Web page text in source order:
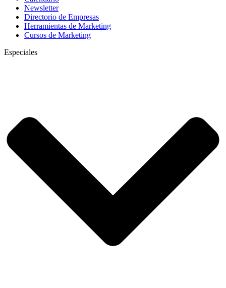
Newsletter
Directorio de Empresas
Herramientas de Marketing
Cursos de Marketing
Especiales